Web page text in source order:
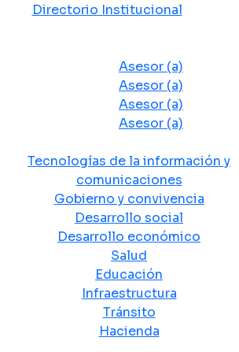
Directorio Institucional
Asesor (a)
Asesor (a)
Asesor (a)
Asesor (a)
Tecnologías de la información y
comunicaciones
Gobierno y convivencia
Desarrollo social
Desarrollo económico
Salud
Educación
Infraestructura
Tránsito
Hacienda